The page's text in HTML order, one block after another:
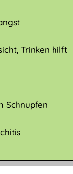
Trinken hilft
Schnupfen